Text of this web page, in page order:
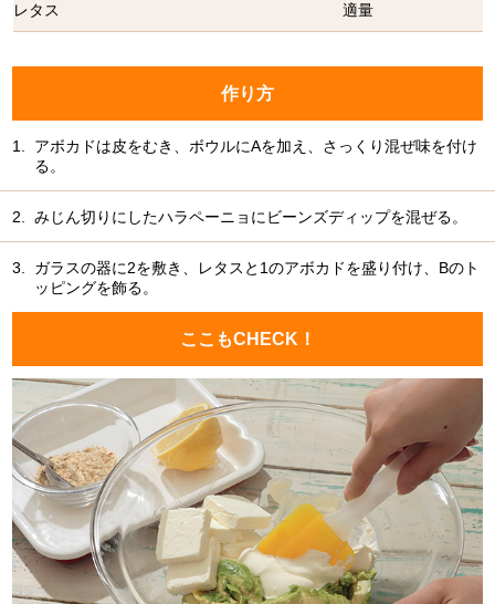
レタス 適量
作り方
1.
アボカドは皮をむき、ボウルにAを加え、さっくり混ぜ味を付け
る。
2. みじん切りにしたハラペーニョにビーンズディップを混ぜる。
3.
ガラスの器に2を敷き、レタスと1のアボカドを盛り付け、Bのト
ッピングを飾る。
ここもCHECK！